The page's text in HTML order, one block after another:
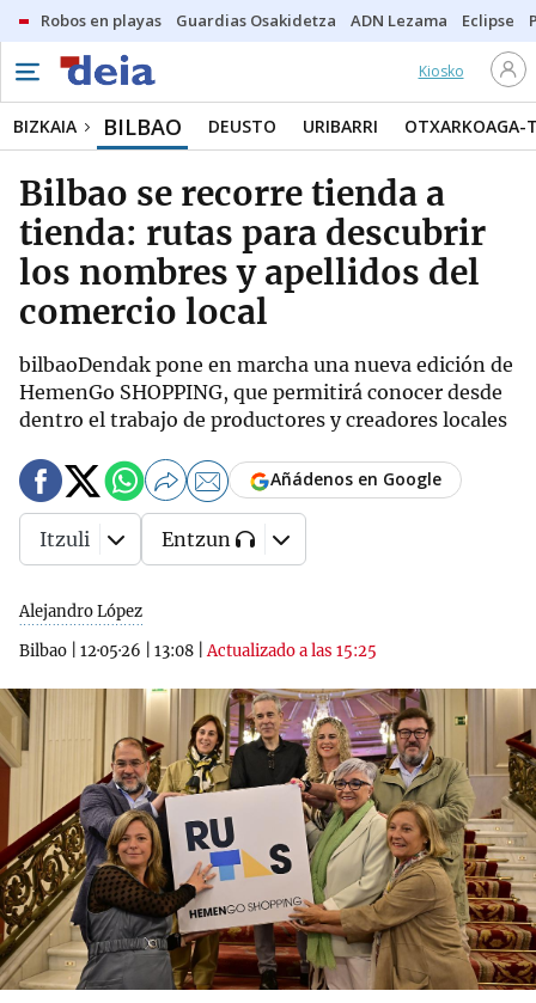
Robos en playas Guardias Osakidetza ADN Lezama Eclipse
Kiosko
BIZKAIA BILBAO DEUSTO URIBARRI OTXARKOAGA-
Bilbao se recorre tienda a
tienda: rutas para descubrir
los nombres y apellidos del
comercio local
bilbaoDendak pone en marcha una nueva edición de
HemenGo SHOPPING, que permitirá conocer desde
dentro el trabajo de productores y creadores locales
Alejandro López
Bilbao
12·05·26 13:08 |Actualizado a las 15:25
Añádenos en Google
Itzuli Entzun